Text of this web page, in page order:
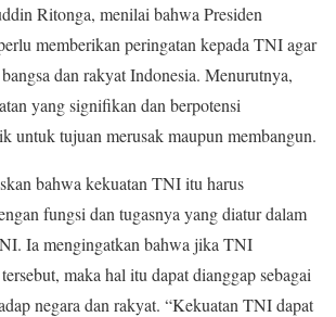
Ritonga, menilai bahwa Presiden
memberikan peringatan kepada TNI agar
dan rakyat Indonesia. Menurutnya,
yang signifikan dan berpotensi
untuk tujuan merusak maupun membangun.
bahwa kekuatan TNI itu harus
fungsi dan tugasnya yang diatur dalam
Ia mengingatkan bahwa jika TNI
maka hal itu dapat dianggap sebagai
negara dan rakyat. “Kekuatan TNI dapat